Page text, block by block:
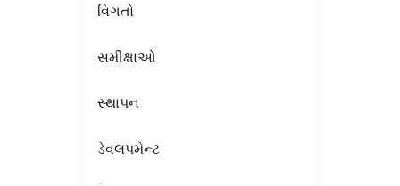
વિગતો
સમીક્ષાઓ
સ્થાપન
ડેવલપમેન્ટ